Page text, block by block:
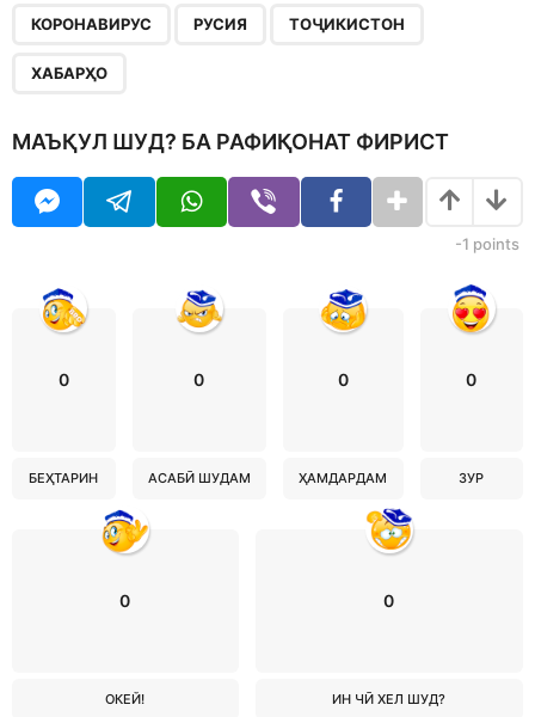
КОРОНАВИРУС РУСИЯ ТОҶИКИСТОН
ХАБАРҲО
МАЪҚУЛ ШУД? БА РАФИҚОНАТ ФИРИСТ
-1 points
0
БЕҲТАРИН
0
АСАБӢ ШУДАМ
0
ҲАМДАРДАМ
0
ЗУР
0
ОКЕЙ!
0
ИН ЧӢ ХЕЛ ШУД?